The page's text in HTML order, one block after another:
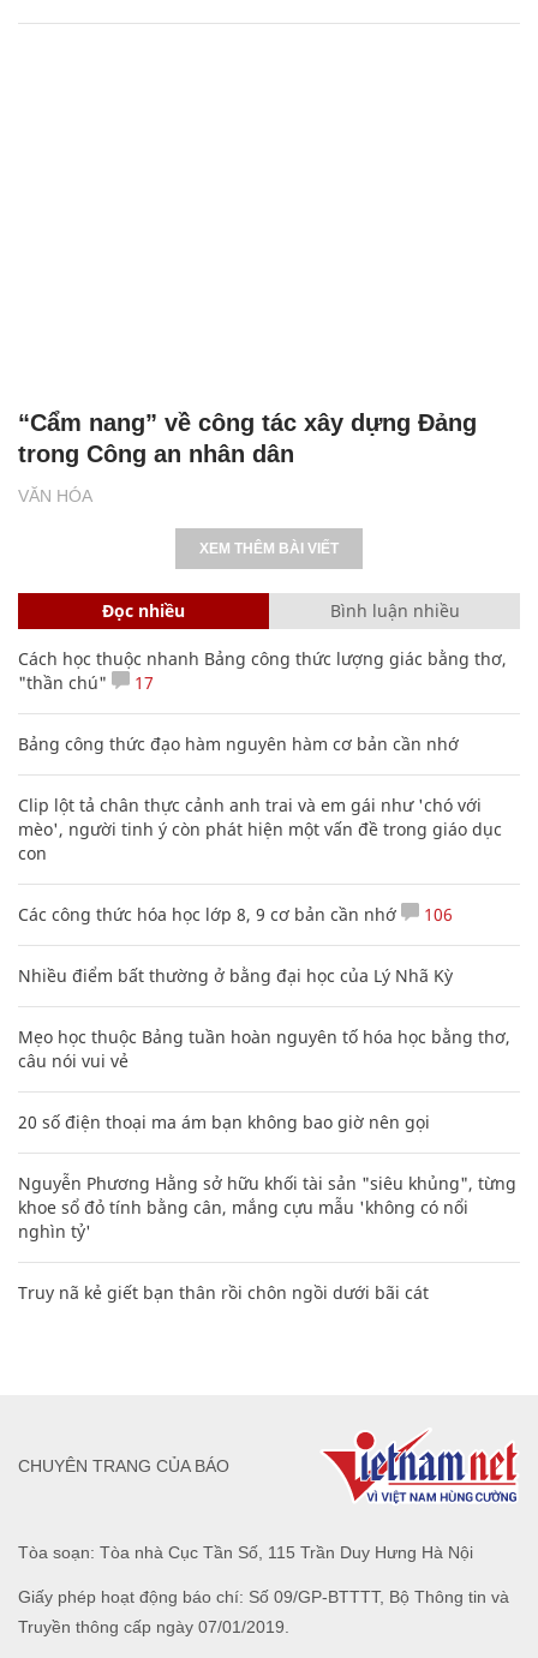
VĂN HÓA
“Cẩm nang” về công tác xây dựng Đảng
trong Công an nhân dân
XEM THÊM BÀI VIẾT
Đọc nhiều Bình luận nhiều
Cách học thuộc nhanh Bảng công thức lượng giác bằng thơ,
"thần chú"
17
Bảng công thức đạo hàm nguyên hàm cơ bản cần nhớ
Clip lột tả chân thực cảnh anh trai và em gái như 'chó với
mèo', người tinh ý còn phát hiện một vấn đề trong giáo dục
con
Các công thức hóa học lớp 8, 9 cơ bản cần nhớ 106
Nhiều điểm bất thường ở bằng đại học của Lý Nhã Kỳ
Mẹo học thuộc Bảng tuần hoàn nguyên tố hóa học bằng thơ,
câu nói vui vẻ
20 số điện thoại ma ám bạn không bao giờ nên gọi
Nguyễn Phương Hằng sở hữu khối tài sản "siêu khủng", từng
khoe sổ đỏ tính bằng cân, mắng cựu mẫu 'không có nổi
nghìn tỷ'
Truy nã kẻ giết bạn thân rồi chôn ngồi dưới bãi cát
Tòa soạn: Tòa nhà Cục Tần Số, 115 Trần Duy Hưng Hà Nội
Giấy phép hoạt động báo chí: Số 09/GP-BTTTT, Bộ Thông tin và
Truyền thông cấp ngày 07/01/2019.
CHUYÊN TRANG CỦA BÁO